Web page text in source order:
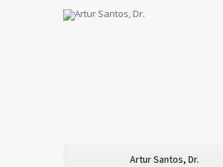
Artur Santos, Dr.